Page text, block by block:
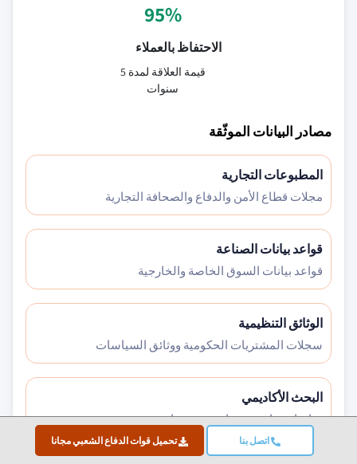
اتصل بنا تحميل قوات الدفاع الشعبي مجانا
95%
الاحتفاظ بالعملاء
قيمة العلاقة لمدة 5
سنوات
مصادر البيانات الموثّقة
المطبوعات التجارية
مجلات قطاع الأمن والدفاع والصحافة التجارية
قواعد بيانات الصناعة
قواعد بيانات السوق الخاصة والخارجية
الوثائق التنظيمية
سجلات المشتريات الحكومية ووثائق السياسات
البحث الأكاديمي
دراسات جامعية وتقارير مؤسسات متخصصة